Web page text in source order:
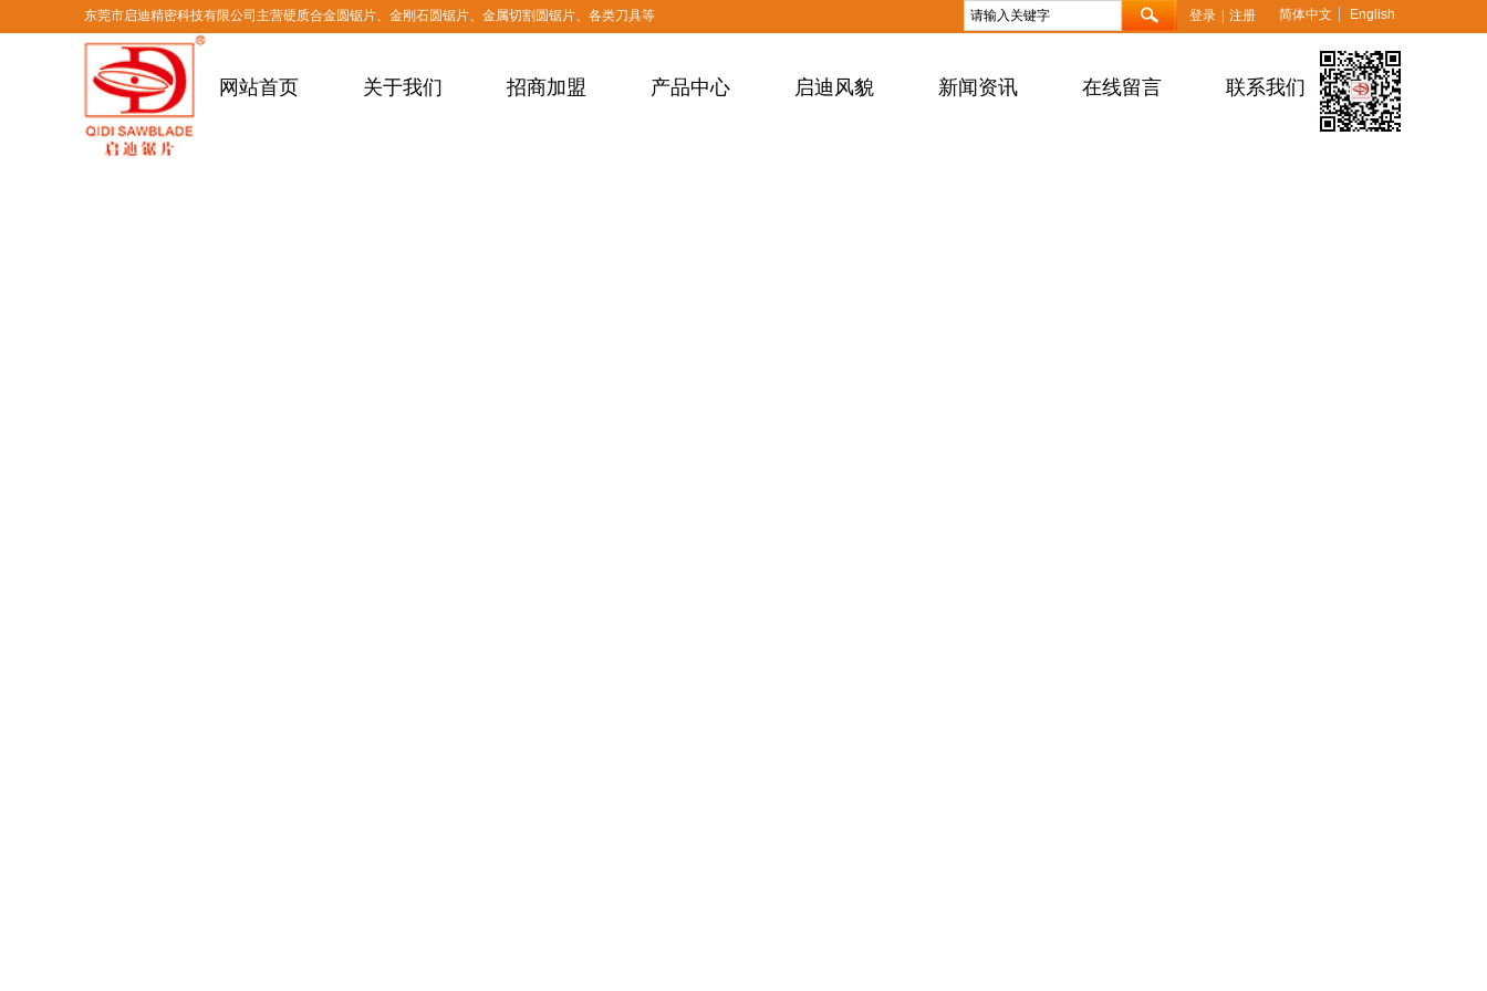
简体中文 English
登录 注册
东莞市启迪精密科技有限公司主营硬质合金圆锯片、金刚石圆锯片、金属切割圆锯片、各类刀具等
网站首页 关于我们 招商加盟 产品中心 启迪风貌 新闻资讯 在线留言 联系我们